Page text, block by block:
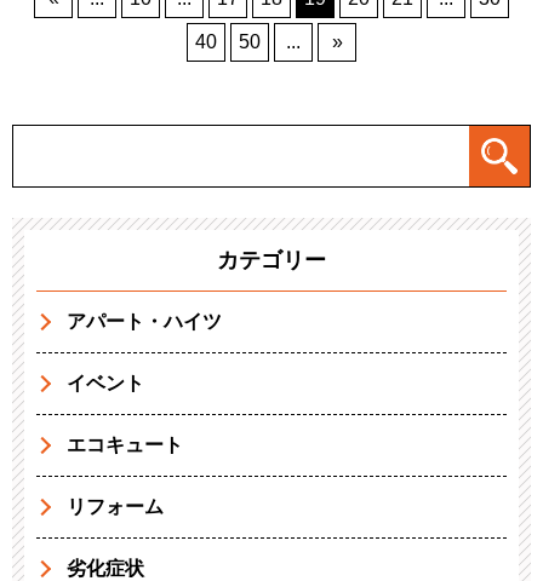
40 50 ... »
カテゴリー
アパート・ハイツ
イベント
エコキュート
リフォーム
劣化症状